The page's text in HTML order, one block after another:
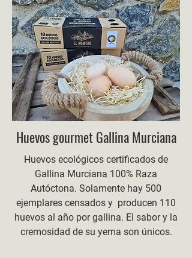
Huevos gourmet Gallina Murciana
Huevos ecológicos certificados de
Gallina Murciana 100% Raza
Autóctona. Solamente hay 500
ejemplares censados y producen 110
huevos al año por gallina. El sabor y la
cremosidad de su yema son únicos.